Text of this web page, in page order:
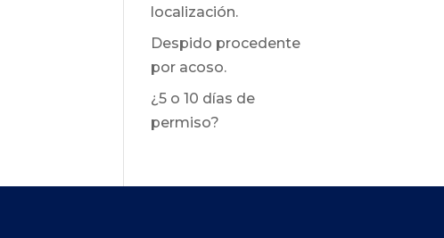
localización.
Despido procedente
por acoso.
¿5 o 10 días de
permiso?